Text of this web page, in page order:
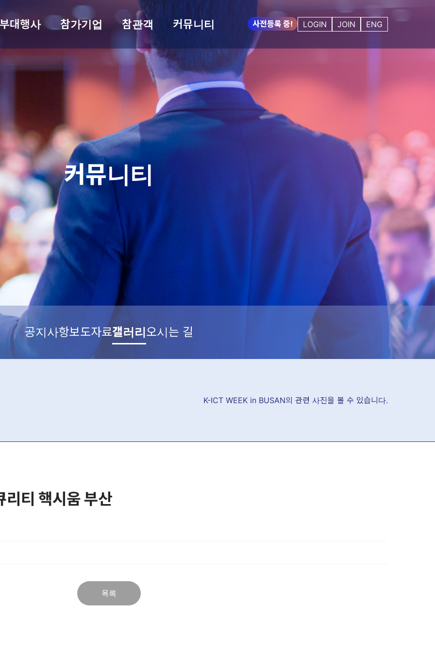
대행사 참가기업 참관객 커뮤니티 사전등록 중! LOGIN JOIN ENG
커뮤니티
공지사항보도자료갤러리 오시는 길
K-ICT WEEK in BUSAN의 관련 사진을 볼 수 있습니다.
티 핵시움 부산
목록